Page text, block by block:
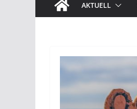
AKTUELL